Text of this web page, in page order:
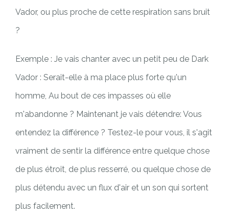
Vador, ou plus proche de cette respiration sans bruit
?
Exemple : Je vais chanter avec un petit peu de Dark
Vador : Serait-elle à ma place plus forte qu'un
homme, Au bout de ces impasses où elle
m'abandonne ? Maintenant je vais détendre: Vous
entendez la différence ? Testez-le pour vous, il s'agit
vraiment de sentir la différence entre quelque chose
de plus étroit, de plus resserré, ou quelque chose de
plus détendu avec un flux d'air et un son qui sortent
plus facilement.